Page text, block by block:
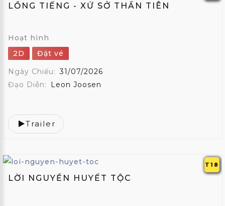
LỒNG TIẾNG - XỨ SỞ THẦN TIÊN
Hoạt hình
2D
Đặt vé
Ngày Chiếu: 31/07/2026
Đạo Diễn:
Leon Joosen
Trailer
T18
LỜI NGUYỀN HUYẾT TỘC